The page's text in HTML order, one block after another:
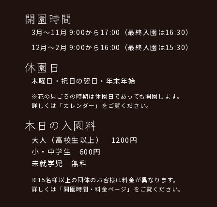
開園時間
3月～11月 9:00から17:00（最終入園は16:30）
12月～2月 9:00から16:00（最終入園は15:30）
休園日
木曜日・祝日の翌日・年末年始
※花の見ごろの時期は休園日であっても開園します。
詳しくは「カレンダー」をご覧ください。
本日の入園料
大人（高校生以上） 1200円
小・中学生 600円
未就学児 無料
※15名様以上の団体のお客様は料金が異なります。
詳しくは「開園時間・料金ページ」をご覧ください。